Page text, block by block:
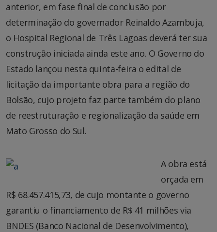
anterior, em fase final de conclusão por
determinação do governador Reinaldo Azambuja,
o Hospital Regional de Três Lagoas deverá ter sua
construção iniciada ainda este ano. O Governo do
Estado lançou nesta quinta-feira o edital de
licitação da importante obra para a região do
Bolsão, cujo projeto faz parte também do plano
de reestruturação e regionalização da saúde em
Mato Grosso do Sul.
A obra está
orçada em
R$ 68.457.415,73, de cujo montante o governo
garantiu o financiamento de R$ 41 milhões via
BNDES (Banco Nacional de Desenvolvimento),